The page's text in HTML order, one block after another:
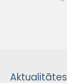
Aktualitātes